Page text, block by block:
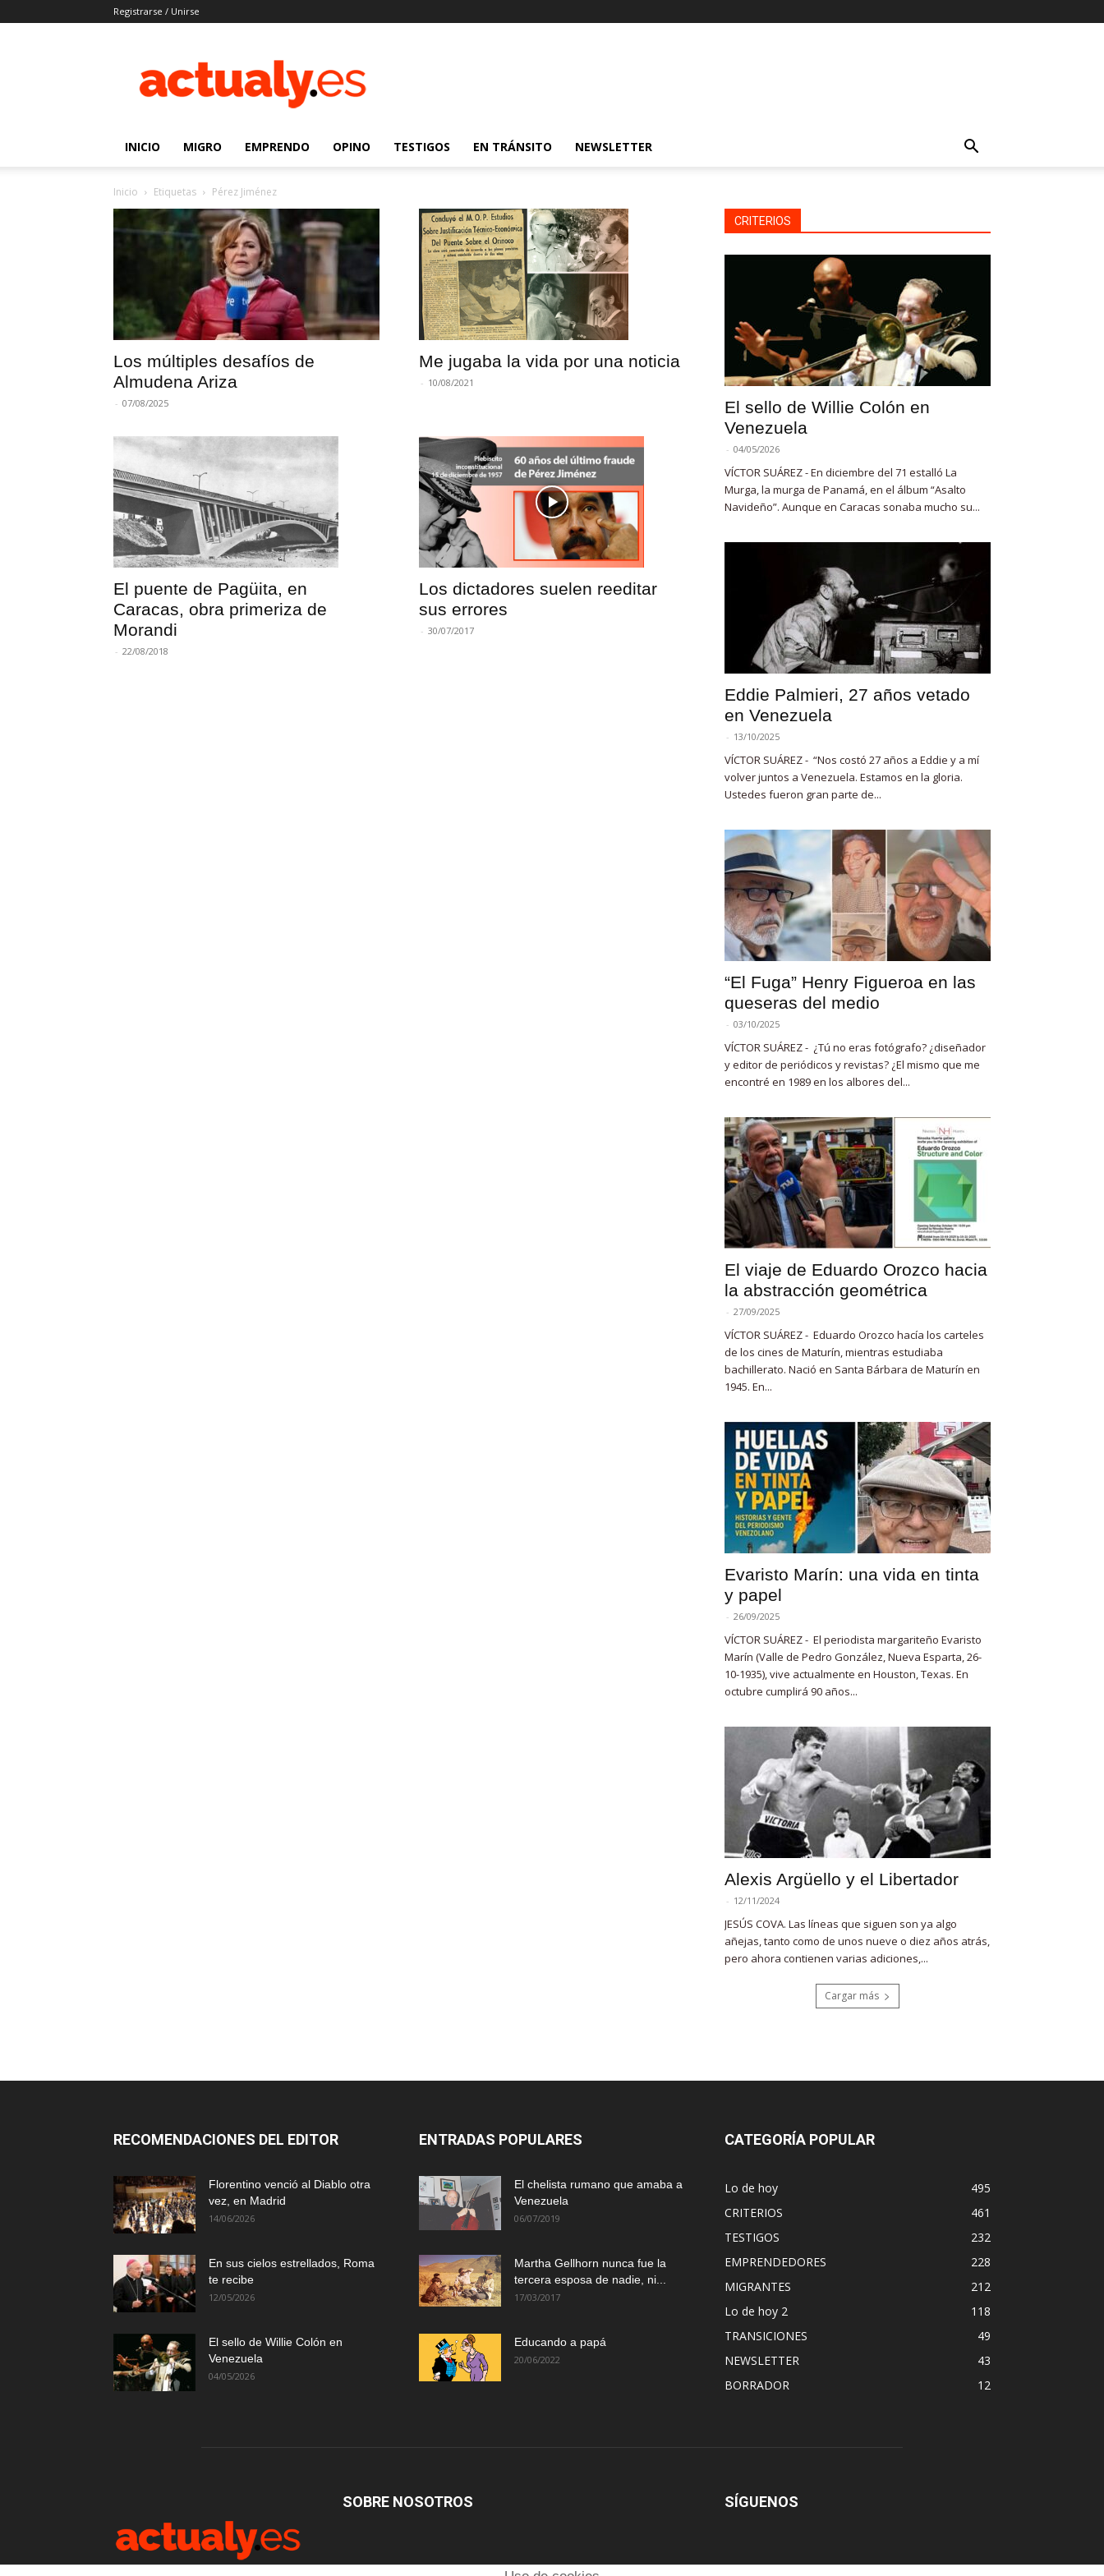
Registrarse / Unirse
|
Noticias
venezolanos
INICIO MIGRO EMPRENDO OPINO TESTIGOS EN TRÁNSITO NEWSLETTER
Inicio Etiquetas Pérez Jiménez
Los múltiples desafíos de
Almudena Ariza
- 07/08/2025
Me jugaba la vida por una noticia
- 10/08/2021
El puente de Pagüita, en
Caracas, obra primeriza de
Morandi
- 22/08/2018
Los dictadores suelen reeditar
sus errores
- 30/07/2017
CRITERIOS
El sello de Willie Colón en
Venezuela
- 04/05/2026
VÍCTOR SUÁREZ - En diciembre del 71 estalló La
Murga, la murga de Panamá, en el álbum “Asalto
Navideño”. Aunque en Caracas sonaba mucho su...
Eddie Palmieri, 27 años vetado
en Venezuela
- 13/10/2025
VÍCTOR SUÁREZ - “Nos costó 27 años a Eddie y a mí
volver juntos a Venezuela. Estamos en la gloria.
Ustedes fueron gran parte de...
“El Fuga” Henry Figueroa en las
queseras del medio
- 03/10/2025
VÍCTOR SUÁREZ - ¿Tú no eras fotógrafo? ¿diseñador
y editor de periódicos y revistas? ¿El mismo que me
encontré en 1989 en los albores del...
El viaje de Eduardo Orozco hacia
la abstracción geométrica
- 27/09/2025
VÍCTOR SUÁREZ - Eduardo Orozco hacía los carteles
de los cines de Maturín, mientras estudiaba
bachillerato. Nació en Santa Bárbara de Maturín en
1945. En...
Evaristo Marín: una vida en tinta
y papel
- 26/09/2025
VÍCTOR SUÁREZ - El periodista margariteño Evaristo
Marín (Valle de Pedro González, Nueva Esparta, 26-
10-1935), vive actualmente en Houston, Texas. En
octubre cumplirá 90 años...
Alexis Argüello y el Libertador
- 12/11/2024
JESÚS COVA. Las líneas que siguen son ya algo
añejas, tanto como de unos nueve o diez años atrás,
pero ahora contienen varias adiciones,...
Cargar más
RECOMENDACIONES DEL EDITOR
Florentino venció al Diablo otra
vez, en Madrid
14/06/2026
En sus cielos estrellados, Roma
te recibe
12/05/2026
El sello de Willie Colón en
Venezuela
04/05/2026
ENTRADAS POPULARES
El chelista rumano que amaba a
Venezuela
06/07/2019
Martha Gellhorn nunca fue la
tercera esposa de nadie, ni...
17/03/2017
Educando a papá
20/06/2022
CATEGORÍA POPULAR
Lo de hoy
495
CRITERIOS
461
TESTIGOS
232
EMPRENDEDORES
228
MIGRANTES
212
Lo de hoy 2
118
TRANSICIONES
49
NEWSLETTER
43
BORRADOR
12
SOBRE NOSOTROS SÍGUENOS